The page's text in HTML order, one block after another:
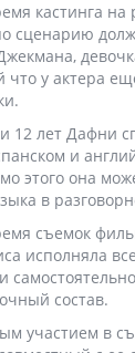
кастинга
сценарию
что у актера
12 лет Дафни
и
этого она
в
съемок
исполняла
состав.
участием в